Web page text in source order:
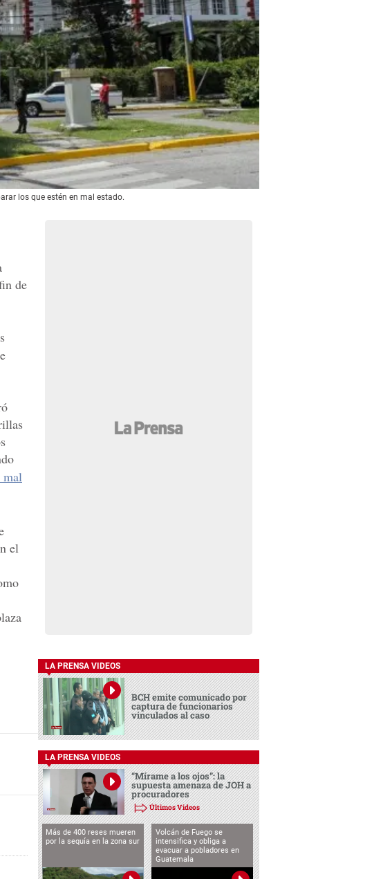
los que estén en mal estado.
de
mal
el
LA PRENSA VIDEOS
BCH emite comunicado por
captura de funcionarios
vinculados al caso
LA PRENSA VIDEOS
“Mírame a los ojos”: la
supuesta amenaza de JOH a
procuradores
Últimos Videos
Más de 400 reses mueren
por la sequía en la zona sur
Volcán de Fuego se
intensifica y obliga a
evacuar a pobladores en
Guatemala